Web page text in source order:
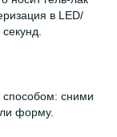
в LED/
способом: сними
форму.